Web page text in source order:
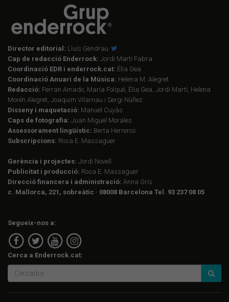
Director editorial: Lluís Gendrau
Cap de redacció Enderrock: Jordi Martí Fabra
Coordinació EDR i enderrock.cat: Èlia Gea
Coordinació Anuari de la Música: Helena M. Alegret
Redacció: Ferran Amado, Maria Folqué, Èlia Gea, Jordi Martí, Helena
Morén Alegret, Joaquim Vilarnau i Sergi Núñez
Disseny i maquetació: Manuel Cuyàs
Caps de fotografia: Juan Miguel Morales
Assessorament lingüístic: Berta Herreros
Subscripcions: Rosa E. Massaguer
Gerència i projectes: Jordi Novell
Publicitat i producció: Rosa E. Massaguer
Direcció financera i administració: Anna Gris
c. Mallorca, 221, sobreàtic · 08008 Barcelona Tel. 93 237 08 05
Segueix-nos a:
Cerca a Enderrock.cat: